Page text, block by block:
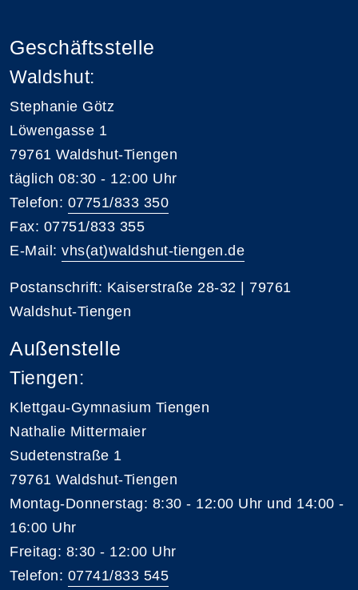
Geschäftsstelle
Waldshut:
Stephanie Götz
Löwengasse 1
79761 Waldshut-Tiengen
täglich 08:30 - 12:00 Uhr
Telefon: 07751/833 350
Fax: 07751/833 355
E-Mail: vhs(at)waldshut-tiengen.de
Postanschrift: Kaiserstraße 28-32 | 79761
Waldshut-Tiengen
Außenstelle
Tiengen:
Klettgau-Gymnasium Tiengen
Nathalie Mittermaier
Sudetenstraße 1
79761 Waldshut-Tiengen
Montag-Donnerstag: 8:30 - 12:00 Uhr und 14:00 -
16:00 Uhr
Freitag: 8:30 - 12:00 Uhr
Telefon: 07741/833 545